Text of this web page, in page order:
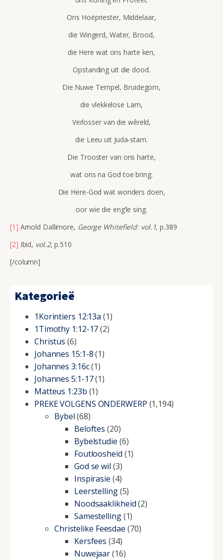
Ons Hoëpriester, Middelaar,
die Wingerd, Water, Brood,
die Here wat ons harte ken,
Opstanding uit die dood.
Die Nuwe Tempel, Bruidegom,
die vlekkelose Lam,
Verlosser van die wêreld,
die Leeu uit Juda-stam.
Die Trooster van ons harte,
wat ons na God toe bring.
Die Here-God wat wonders doen,
oor wie die eng’le sing.
[1] Arnold Dallimore, George Whitefield: vol.1, p.389
[2] Ibid, vol.2, p.510
[/column]
Kategorieë
1Korintiers 12:13a (1)
1Timothy 1:12-17(2)
Christus (6)
Johannes 15:1-8(1)
Johannes 3:16c(1)
Johannes 5:1-17(1)
Matteus 1:23b (1)
PREKE VOLGENS ONDERWERP (1,194)
Bybel(68)
Beloftes (20)
Bybelstudie (6)
Foutloosheid (1)
God se wil (3)
Inspirasie (4)
Leerstelling(5)
Noodsaaklikheid(2)
Samestelling(1)
Christelike Feesdae (70)
Kersfees (34)
Nuwejaar(16)